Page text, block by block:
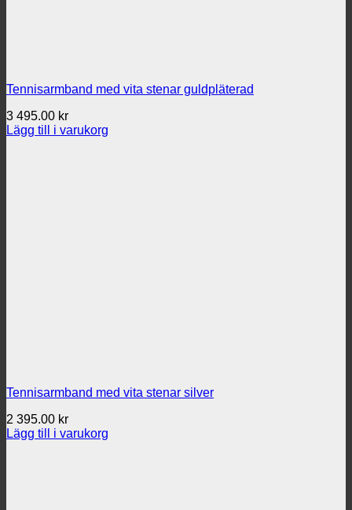
Tennisarmband med vita stenar guldpläterad
3 495.00 kr
Lägg till i varukorg
Tennisarmband med vita stenar silver
2 395.00 kr
Lägg till i varukorg